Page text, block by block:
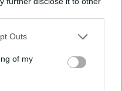
Outs
of myκολύμπι